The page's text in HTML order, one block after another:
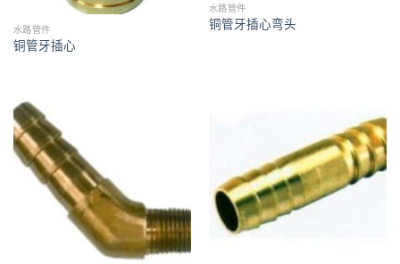
水路管件
铜管牙插心
水路管件
铜管牙插心弯头